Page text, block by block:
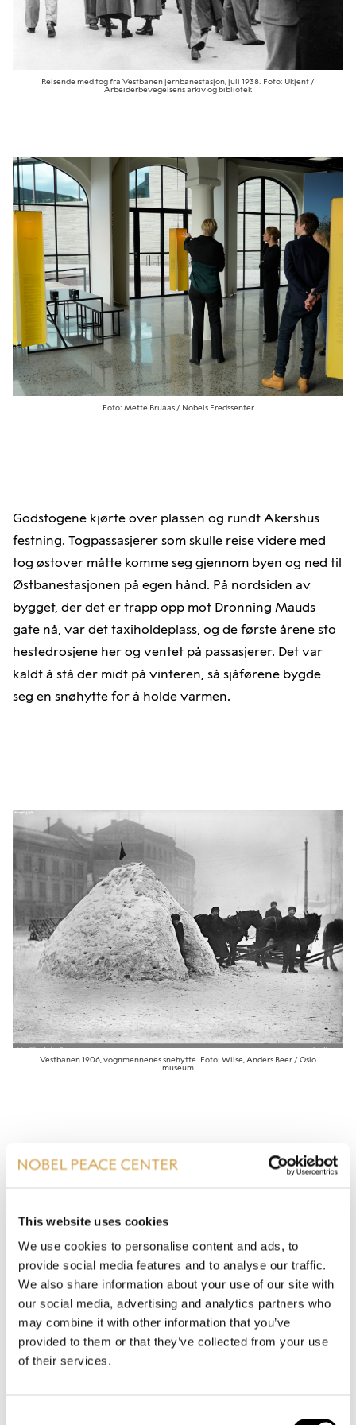
This website uses cookies
We use cookies to personalise content and ads, to
provide social media features and to analyse our traffic.
We also share information about your use of our site with
our social media, advertising and analytics partners who
may combine it with other information that you’ve
provided to them or that they’ve collected from your use
of their services.
Reisende med tog fra Vestbanen jernbanestasjon, juli 1938. Foto: Ukjent /
Arbeiderbevegelsens arkiv og bibliotek
Foto: Mette Bruaas / Nobels Fredssenter
Godstogene kjørte over plassen og rundt Akershus
festning. Togpassasjerer som skulle reise videre med
tog østover måtte komme seg gjennom byen og ned til
Østbanestasjonen på egen hånd. På nordsiden av
bygget, der det er trapp opp mot Dronning Mauds
gate nå, var det taxiholdeplass, og de første årene sto
hestedrosjene her og ventet på passasjerer. Det var
kaldt å stå der midt på vinteren, så sjåførene bygde
seg en snøhytte for å holde varmen.
Vestbanen 1906, vognmennenes snehytte. Foto: Wilse, Anders Beer / Oslo
museum